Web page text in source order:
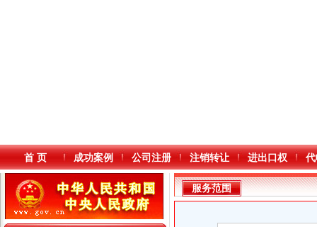
首 页 成功案例 公司注册 注销转让 进出口权
服务范围